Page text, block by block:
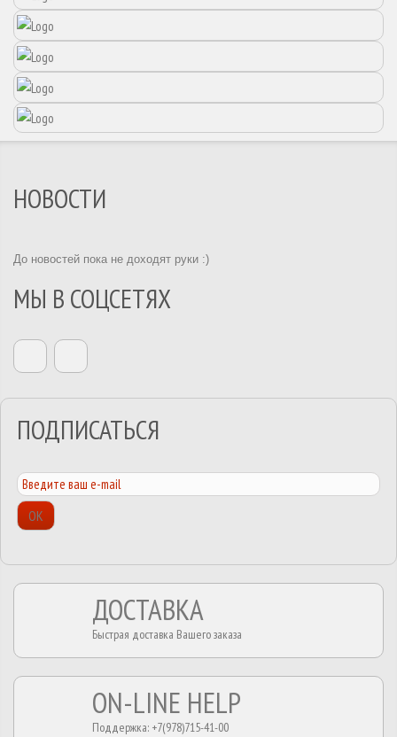
НОВОСТИ
До новостей пока не доходят руки :)
МЫ В СОЦСЕТЯХ
ПОДПИСАТЬСЯ
ОК
ДОСТАВКА
Быстрая доставка Вашего заказа
ON-LINE HELP
Поддержка: +7(978)715-41-00